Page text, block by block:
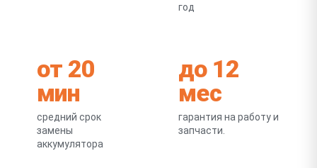
год
от 20
мин
средний срок
замены
аккумулятора
до 12
мес
гарантия на работу и
запчасти.